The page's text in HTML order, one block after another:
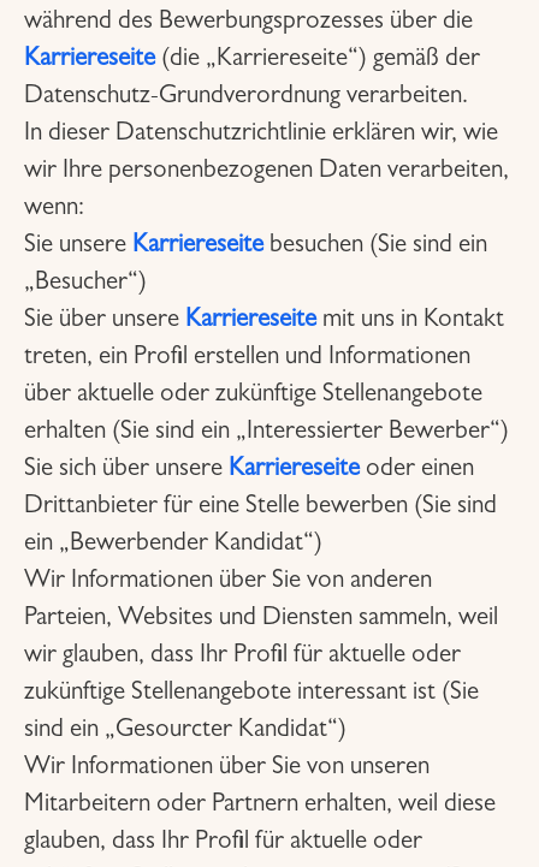
während des Bewerbungsprozesses über die
Karriereseite(die „Karriereseite“) gemäß der
Datenschutz-Grundverordnung verarbeiten.
In dieser Datenschutzrichtlinie erklären wir, wie
wir Ihre personenbezogenen Daten verarbeiten,
wenn:
Sie unsere Karriereseitebesuchen (Sie sind ein
„Besucher“)
Sie über unsere Karriereseitemit uns in Kontakt
treten, ein Profil erstellen und Informationen
über aktuelle oder zukünftige Stellenangebote
erhalten (Sie sind ein „Interessierter Bewerber“)
Sie sich über unsere Karriereseiteoder einen
Drittanbieter für eine Stelle bewerben (Sie sind
ein „Bewerbender Kandidat“)
Wir Informationen über Sie von anderen
Parteien, Websites und Diensten sammeln, weil
wir glauben, dass Ihr Profil für aktuelle oder
zukünftige Stellenangebote interessant ist (Sie
sind ein „Gesourcter Kandidat“)
Wir Informationen über Sie von unseren
Mitarbeitern oder Partnern erhalten, weil diese
glauben, dass Ihr Profil für aktuelle oder